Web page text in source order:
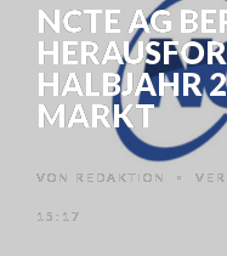
NCTE AG
HALBJAHR
MARKT
VON REDAKTION •
15:17